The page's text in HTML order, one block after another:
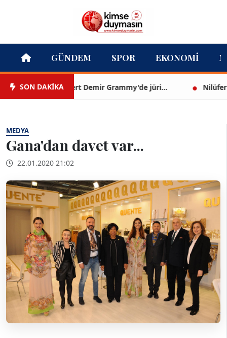
GÜNDEM SPOR EKONOMI
SON DAKİKAMert Demir Grammy'de jüri... Nilüfer
MEDYA
Gana'dan davet var...
22.01.2020 21:02